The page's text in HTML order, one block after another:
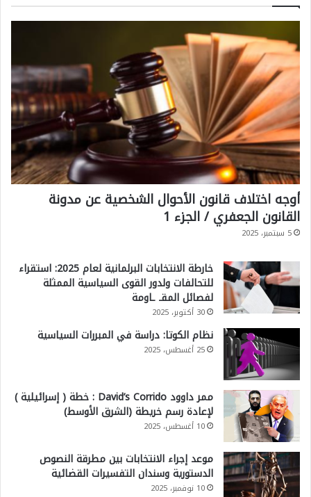
أوجه اختلاف قانون الأحوال الشخصية عن مدونة
القانون الجعفري / الجزء 1
5 سبتمبر، 2025
خارطة الانتخابات البرلمانية لعام 2025: استقراء
للتحالفات ولدور القوى السياسية الممثلة
لفصائل المقـ ـاومة
30 أكتوبر، 2025
نظام الكوتا: دراسة في المبررات السياسية
25 أغسطس، 2025
ممر داوود David’s Corrido : خطة ( إسرائيلية )
لإعادة رسم خريطة (الشرق الأوسط)
10 أغسطس، 2025
موعد إجراء الانتخابات بين مطرقة النصوص
الدستورية وسندان التفسيرات القضائية
10 نوفمبر، 2025